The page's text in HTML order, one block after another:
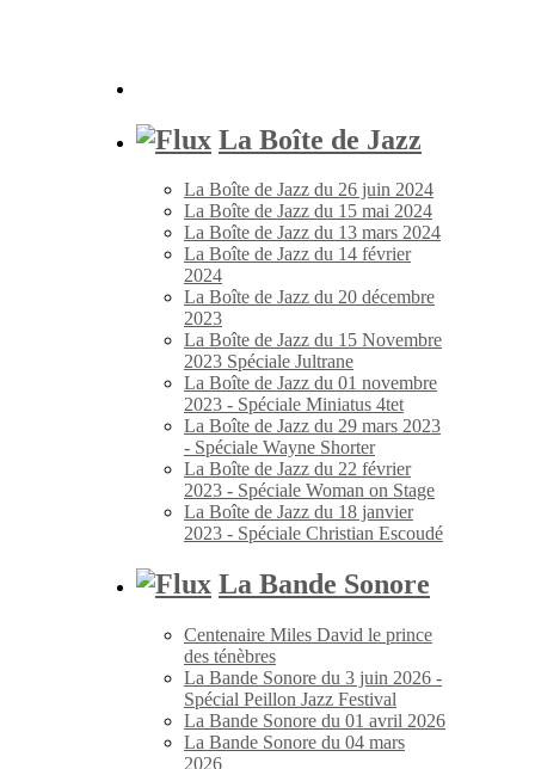
La Boîte de Jazz
La Boîte de Jazz du 26 juin 2024
La Boîte de Jazz du 15 mai 2024
La Boîte de Jazz du 13 mars 2024
La Boîte de Jazz du 14 février
2024
La Boîte de Jazz du 20 décembre
2023
La Boîte de Jazz du 15 Novembre
2023 Spéciale Jultrane
La Boîte de Jazz du 01 novembre
2023 - Spéciale Miniatus 4tet
La Boîte de Jazz du 29 mars 2023
- Spéciale Wayne Shorter
La Boîte de Jazz du 22 février
2023 - Spéciale Woman on Stage
La Boîte de Jazz du 18 janvier
2023 - Spéciale Christian Escoudé
La Bande Sonore
Centenaire Miles David le prince
des ténèbres
La Bande Sonore du 3 juin 2026 -
Spécial Peillon Jazz Festival
La Bande Sonore du 01 avril 2026
La Bande Sonore du 04 mars
2026